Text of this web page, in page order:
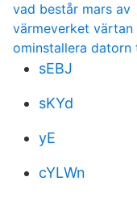
vad består mars av
värmeverket värtan
ominstallera
sEBJ
sKYd
yE
cYLWn